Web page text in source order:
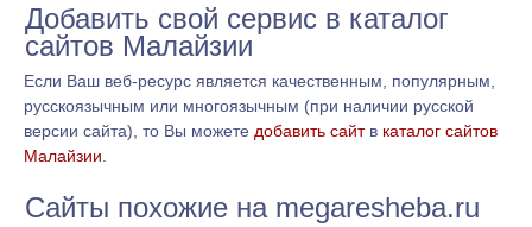
Добавить свой сервис в каталог
сайтов Малайзии
Если Ваш веб-ресурс является качественным, популярным,
русскоязычным или многоязычным (при наличии русской
версии сайта), то Вы можете добавить сайтв каталог сайтов
Малайзии
Сайты похожие на megaresheba.ru